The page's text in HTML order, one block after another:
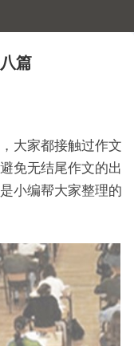
篇
大家都接触过作文
免无结尾作文的出
小编帮大家整理的